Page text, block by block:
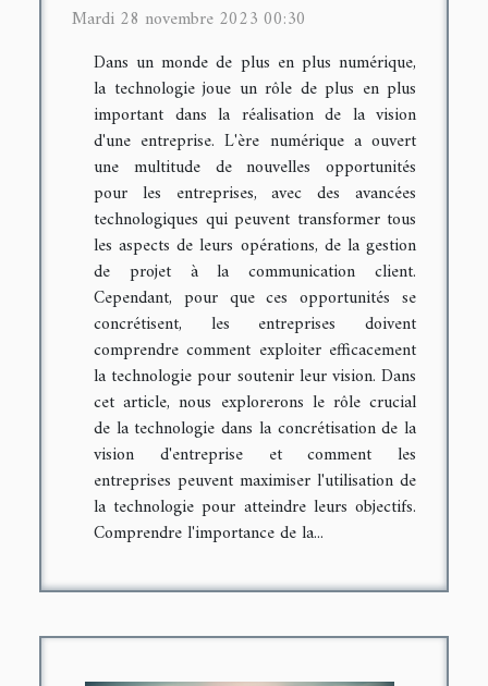
Mardi 28 novembre 2023 00:30
Dans un monde de plus en plus numérique,
la technologie joue un rôle de plus en plus
important dans la réalisation de la vision
d'une entreprise. L'ère numérique a ouvert
une multitude de nouvelles opportunités
pour les entreprises, avec des avancées
technologiques qui peuvent transformer tous
les aspects de leurs opérations, de la gestion
de projet à la communication client.
Cependant, pour que ces opportunités se
concrétisent, les entreprises doivent
comprendre comment exploiter efficacement
la technologie pour soutenir leur vision. Dans
cet article, nous explorerons le rôle crucial
de la technologie dans la concrétisation de la
vision d'entreprise et comment les
entreprises peuvent maximiser l'utilisation de
la technologie pour atteindre leurs objectifs.
Comprendre l'importance de la...